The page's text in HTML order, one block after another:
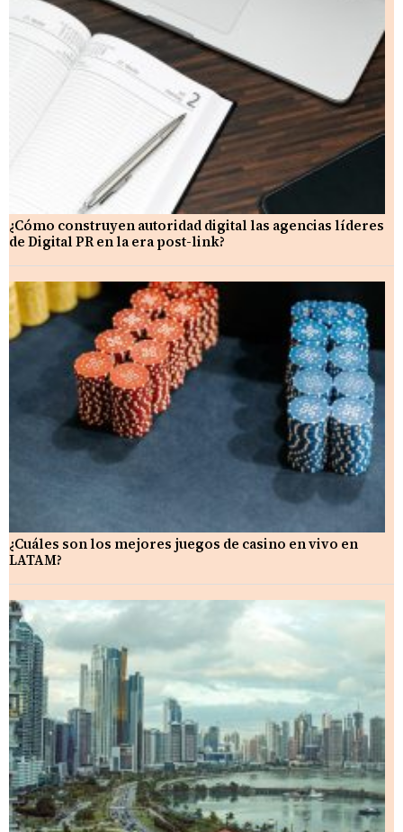
¿Cómo construyen autoridad digital las agencias líderes
de Digital PR en la era post-link?
¿Cuáles son los mejores juegos de casino en vivo en
LATAM?